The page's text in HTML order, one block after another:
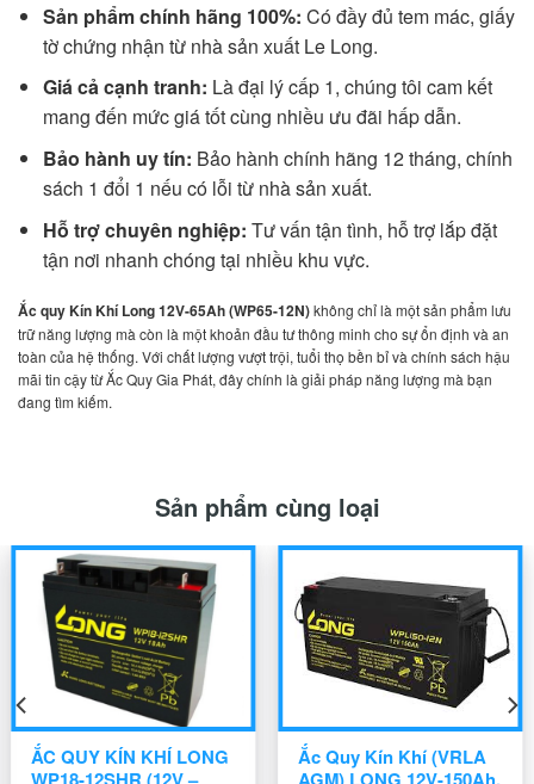
Sản phẩm chính hãng 100%: Có đầy đủ tem mác, giấy
tờ chứng nhận từ nhà sản xuất Le Long.
Giá cả cạnh tranh: Là đại lý cấp 1, chúng tôi cam kết
mang đến mức giá tốt cùng nhiều ưu đãi hấp dẫn.
Bảo hành uy tín: Bảo hành chính hãng 12 tháng, chính
sách 1 đổi 1 nếu có lỗi từ nhà sản xuất.
Hỗ trợ chuyên nghiệp: Tư vấn tận tình, hỗ trợ lắp đặt
tận nơi nhanh chóng tại nhiều khu vực.
Ắc quy Kín Khí Long 12V-65Ah (WP65-12N)không chỉ là một sản phẩm lưu
trữ năng lượng mà còn là một khoản đầu tư thông minh cho sự ổn định và an
toàn của hệ thống. Với chất lượng vượt trội, tuổi thọ bền bỉ và chính sách hậu
mãi tin cậy từ Ắc Quy Gia Phát, đây chính là giải pháp năng lượng mà bạn
đang tìm kiếm.
Sản phẩm cùng loại
ẮC QUY KÍN KHÍ LONG
Ắc Quy Kín Khí (VRLA